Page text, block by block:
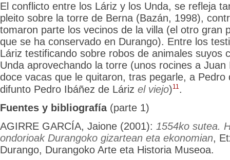
El conflicto entre los Láriz y los Unda, se refleja
pleito sobre la torre de Berna (Bazán, 1998),
tomaron parte los vecinos de la villa (el otro gran
que se ha conservado en Durango). Entre los
Láriz testificando sobre robos de animales suyos
Unda aprovechando la torre (unos rocines a Juan
doce vacas que le quitaron, tras pegarle, a Pedro
difunto Pedro Ibáñez de Láriz el viejo)11.
Fuentes y bibliografía (parte 1)
AGIRRE GARCÍA, Jaione (2001): 1554ko sutea.
ondorioak Durangoko gizartean eta ekonomian,
Durango, Durangoko Arte eta Historia Museoa.